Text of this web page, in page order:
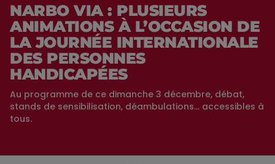
NARBO VIA : PLUSIEURS
ANIMATIONS À L’OCCASION DE
LA JOURNÉE INTERNATIONALE
DES PERSONNES
HANDICAPÉES
Au programme de ce dimanche 3 décembre, débat,
stands de sensibilisation, déambulations… accessibles à
tous.